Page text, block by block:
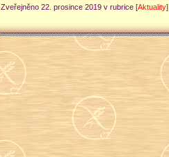
Zveřejněno 22. prosince 2019 v rubrice [Aktuality]